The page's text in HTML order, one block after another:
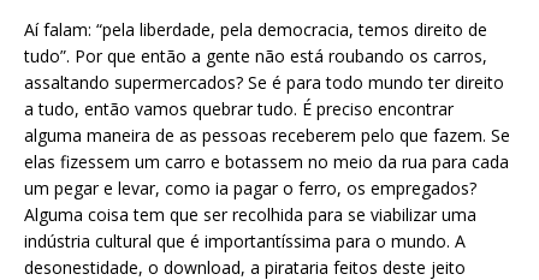
Aí falam: “pela liberdade, pela democracia, temos direito de
tudo”. Por que então a gente não está roubando os carros,
assaltando supermercados? Se é para todo mundo ter direito
a tudo, então vamos quebrar tudo. É preciso encontrar
alguma maneira de as pessoas receberem pelo que fazem. Se
elas fizessem um carro e botassem no meio da rua para cada
um pegar e levar, como ia pagar o ferro, os empregados?
Alguma coisa tem que ser recolhida para se viabilizar uma
indústria cultural que é importantíssima para o mundo. A
desonestidade, o download, a pirataria feitos deste jeito